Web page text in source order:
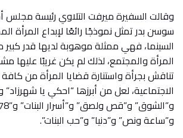
وقالت السفيرة ميرفت التلاوي رئيسة مجلس
سوسن بدر تمثل نموذجًا رائعًا لإبداع المرأة
السينما، فهي ممثلة موهوبة لديها قدر
المرأة والمجتمع، لذلك لم يكن غريبًا عليها
تناقش بجرأة واستنارة قضايا المرأة من
الاجتماعية، لعل من أبرزها “احكي يا شهرزاد”
و”ساعة ونص” و”دنيا” و”حب البنات”.